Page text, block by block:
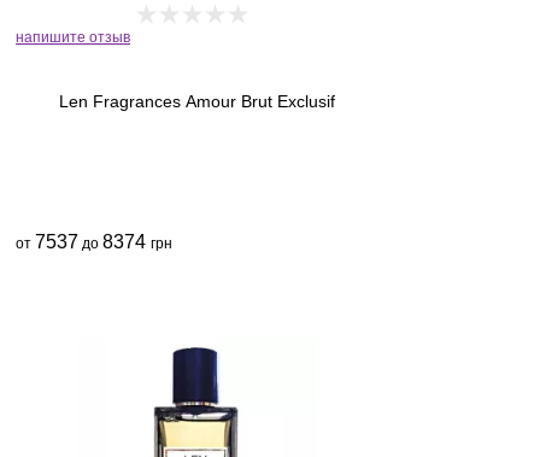
напишите отзыв
Len Fragrances Amour Brut Exclusif
от 7537 до 8374 грн